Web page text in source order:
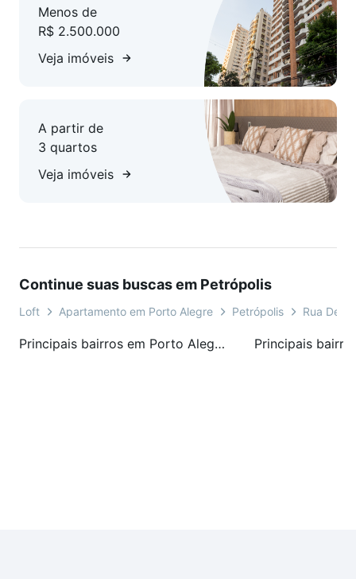
Menos de
R$ 2.500.000
Veja imóveis
A partir de
3 quartos
Veja imóveis
Continue suas buscas em Petrópolis
Loft Apartamento em Porto Alegre Petrópolis Rua
Principais bairros em Porto Alegre, RS